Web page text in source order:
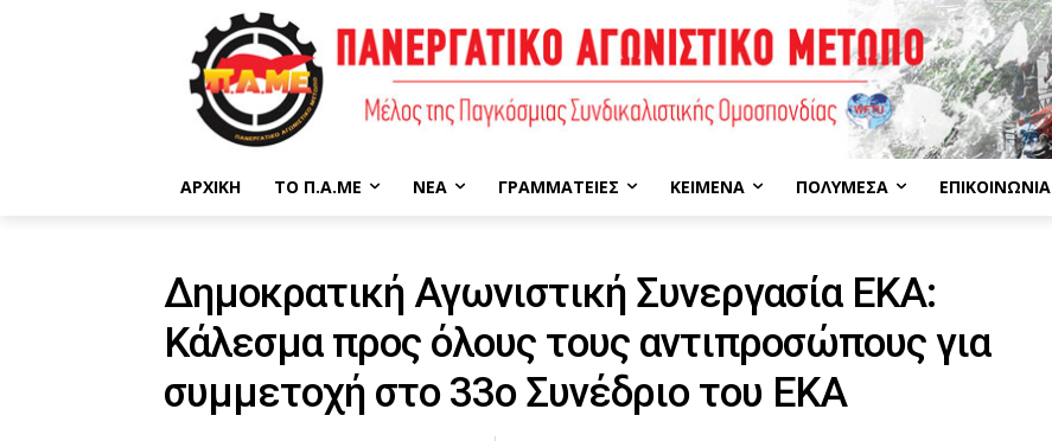
ΑΡΧΙΚΉ ΤΟ Π.Α.ΜΕ ΝΈΑ ΓΡΑΜΜΑΤΕΊΕΣ ΚΕΊΜΕΝΑ ΠΟΛΥΜΈΣΑ ΕΠΙΚΟΙΝΩΝΊΑ
Δημοκρατική Αγωνιστική Συνεργασία ΕΚΑ:
Κάλεσμα προς όλους τους αντιπροσώπους για
συμμετοχή στο 33ο Συνέδριο του ΕΚΑ